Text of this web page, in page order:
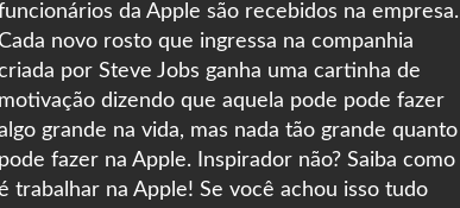
da Apple são recebidos na empresa.
novo rosto que ingressa na companhia
por Steve Jobs ganha uma cartinha de
motivação dizendo que aquela pode pode fazer
grande na vida, mas nada tão grande quanto
pode fazer na Apple. Inspirador não? Saiba como
trabalhar na Apple! Se você achou isso tudo